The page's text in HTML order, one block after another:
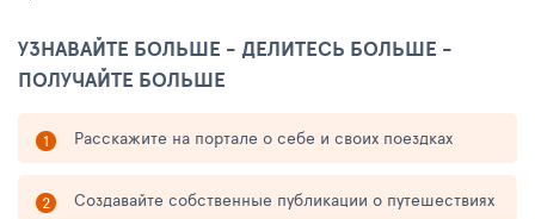
УЗНАВАЙТЕ БОЛЬШЕ - ДЕЛИТЕСЬ БОЛЬШЕ -
ПОЛУЧАЙТЕ БОЛЬШЕ
Расскажите на портале о себе и своих поездках
Создавайте собственные публикации о путешествиях